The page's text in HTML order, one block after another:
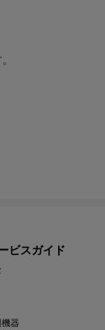
ビスガイド
器